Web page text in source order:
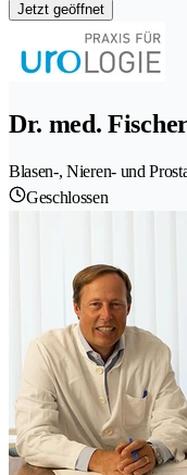
Jetzt geöffnet
Dr. med.
Blasen-, Nieren- und
Geschlossen